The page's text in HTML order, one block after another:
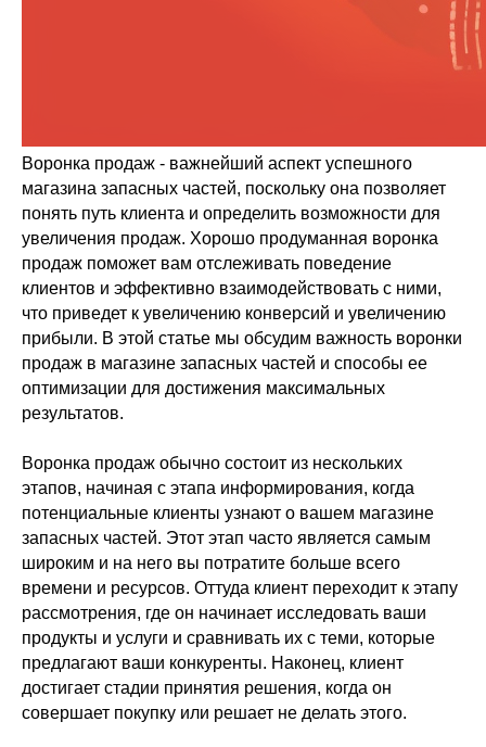
Воронка продаж - важнейший аспект успешного
магазина запасных частей, поскольку она позволяет
понять путь клиента и определить возможности для
увеличения продаж. Хорошо продуманная воронка
продаж поможет вам отслеживать поведение
клиентов и эффективно взаимодействовать с ними,
что приведет к увеличению конверсий и увеличению
прибыли. В этой статье мы обсудим важность воронки
продаж в магазине запасных частей и способы ее
оптимизации для достижения максимальных
результатов.
Воронка продаж обычно состоит из нескольких
этапов, начиная с этапа информирования, когда
потенциальные клиенты узнают о вашем магазине
запасных частей. Этот этап часто является самым
широким и на него вы потратите больше всего
времени и ресурсов. Оттуда клиент переходит к этапу
рассмотрения, где он начинает исследовать ваши
продукты и услуги и сравнивать их с теми, которые
предлагают ваши конкуренты. Наконец, клиент
достигает стадии принятия решения, когда он
совершает покупку или решает не делать этого.